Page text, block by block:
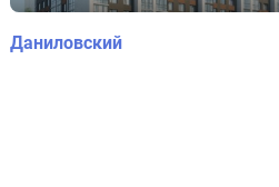
Даниловский